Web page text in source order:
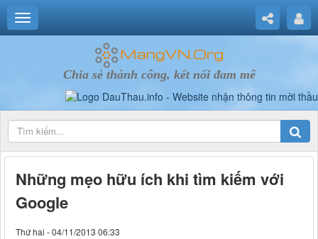
Chia sẻ thành công, kết nối đam mê
Những mẹo hữu ích khi tìm kiếm với
Google
Thứ hai - 04/11/2013 06:33